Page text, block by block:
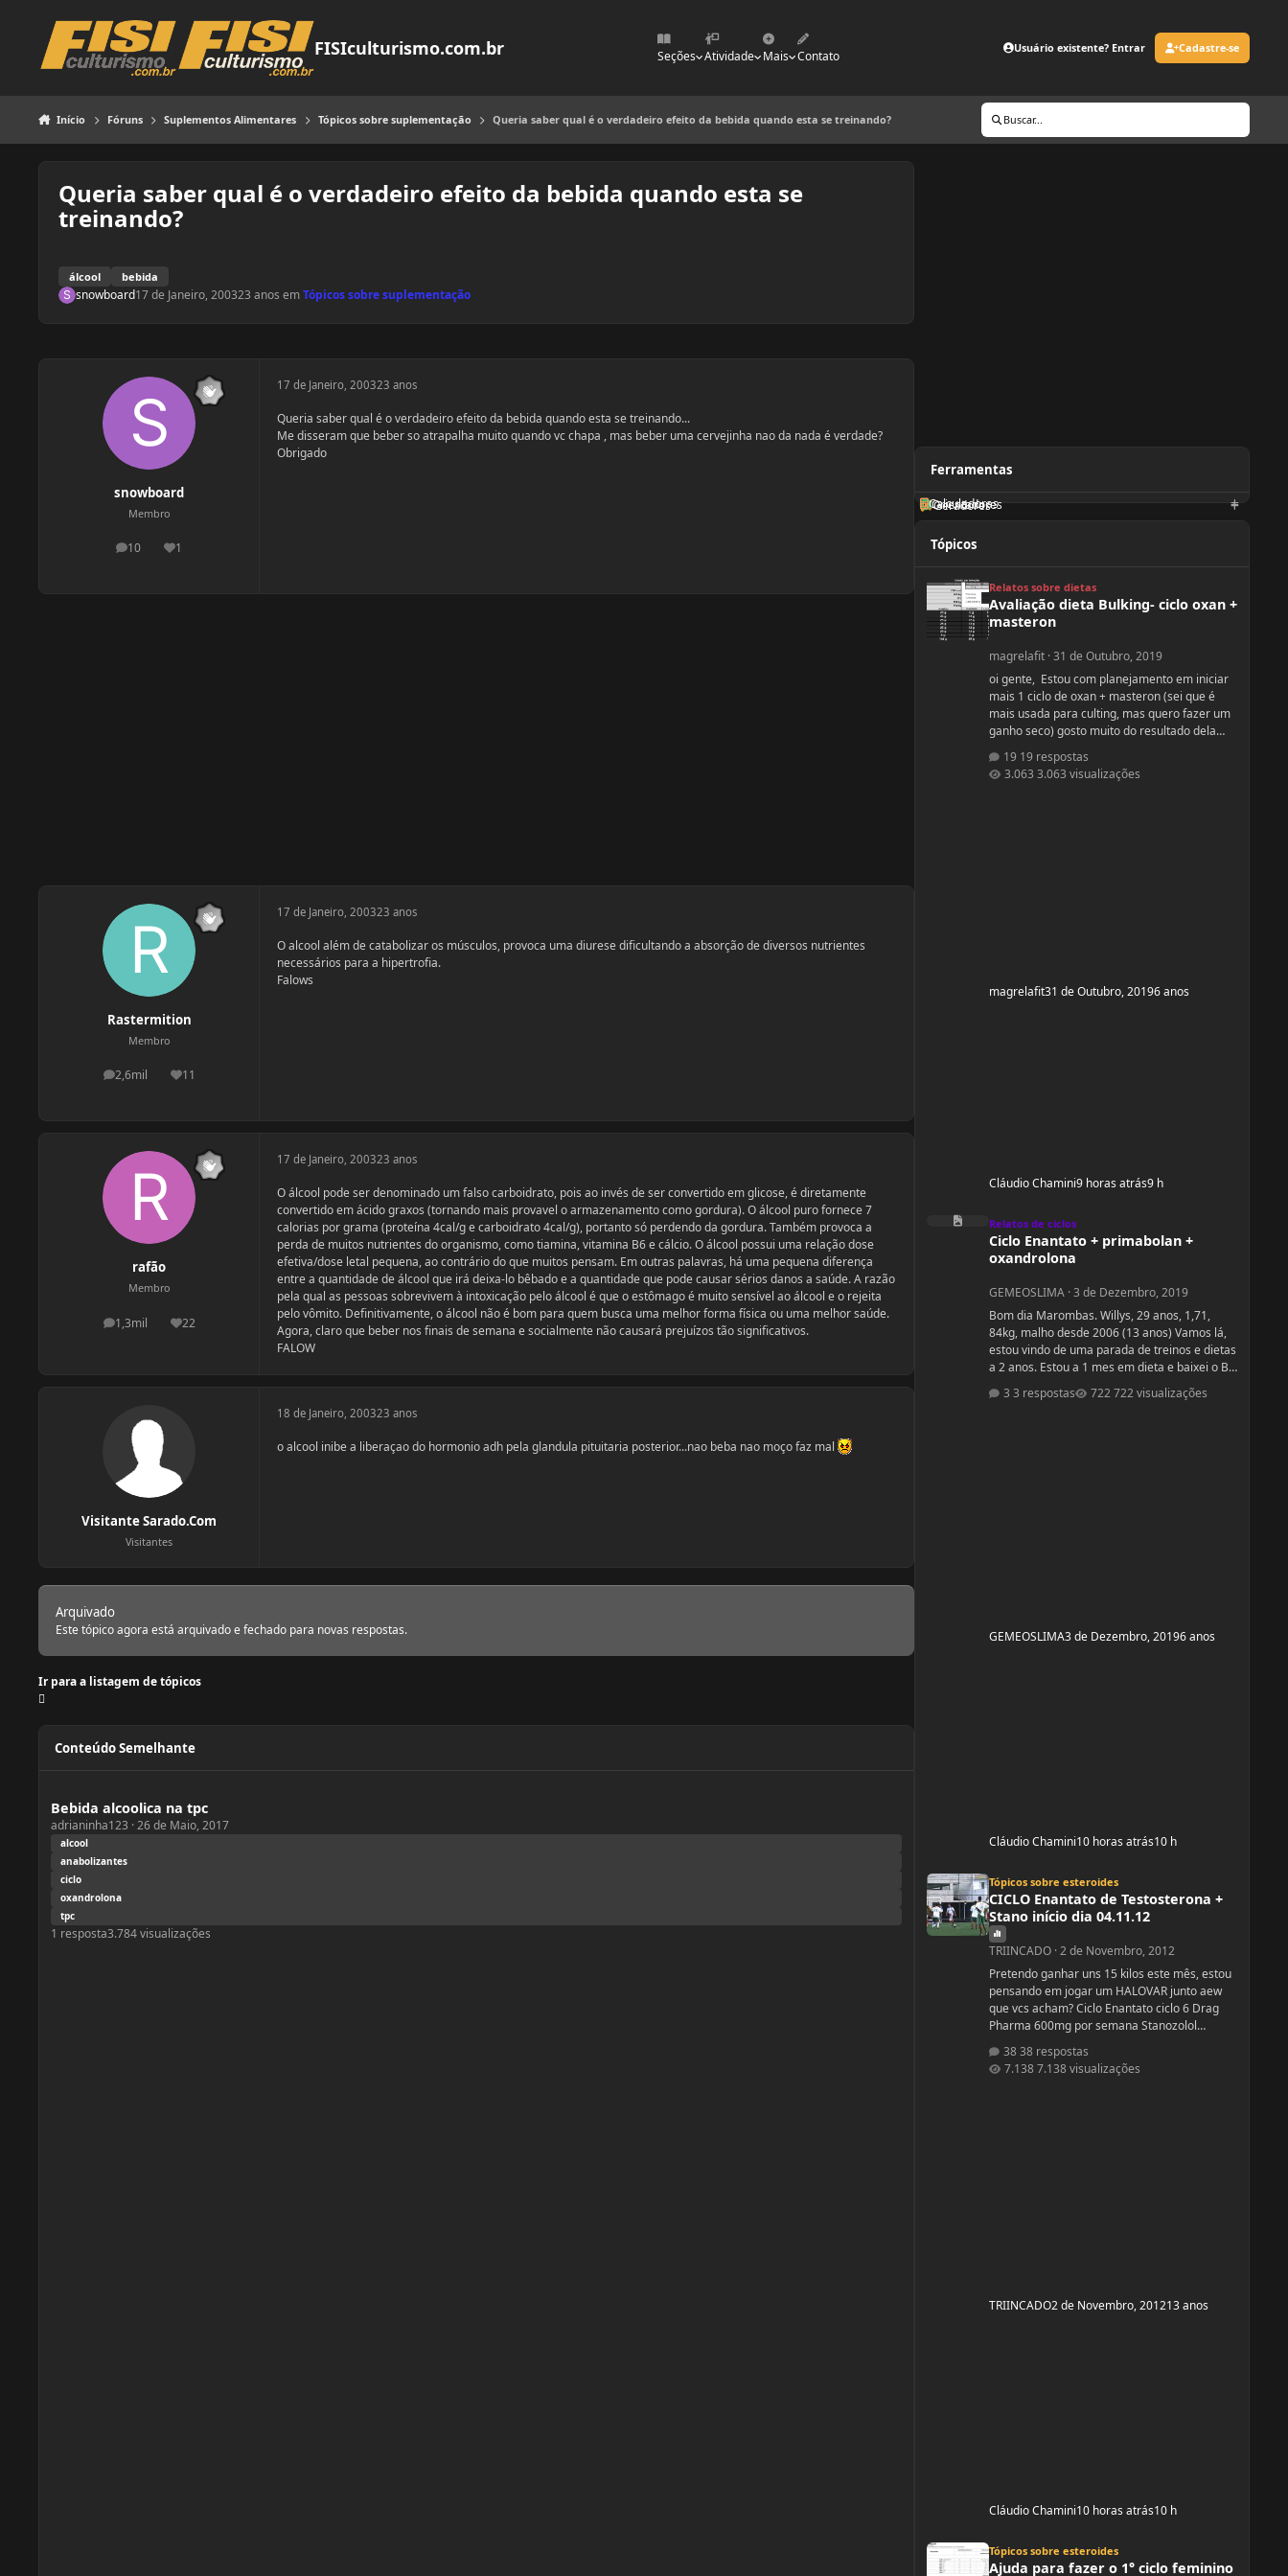
FISIculturismo.com.br Seções Atividade Mais Contato
Usuário existente? Entrar Cadastre-se
Início Fóruns Suplementos Alimentares Tópicos sobre suplementação Queria saber qual é o verdadeiro efeito da bebida quando esta se treinando? Buscar...
Queria saber qual é o verdadeiro efeito da bebida quando esta se
treinando?
álcool bebida
snowboard17 de Janeiro, 200323 anos emTópicos sobre suplementação
snowboard
Membro
10
postagens1
Reputação
17 de Janeiro, 200323 anos
Queria saber qual é o verdadeiro efeito da bebida quando esta se treinando...
Me disseram que beber so atrapalha muito quando vc chapa , mas beber uma cervejinha nao da nada é verdade?
Obrigado
Rastermition
Membro
2,6mil
postagens11
Reputação
17 de Janeiro, 200323 anos
O alcool além de catabolizar os músculos, provoca uma diurese dificultando a absorção de diversos nutrientes
necessários para a hipertrofia.
Falows
rafão
Membro
1,3mil
postagens22
Reputação
17 de Janeiro, 200323 anos
O álcool pode ser denominado um falso carboidrato, pois ao invés de ser convertido em glicose, é diretamente
convertido em ácido graxos (tornando mais provavel o armazenamento como gordura). O álcool puro fornece 7
calorias por grama (proteína 4cal/g e carboidrato 4cal/g), portanto só perdendo da gordura. Também provoca a
perda de muitos nutrientes do organismo, como tiamina, vitamina B6 e cálcio. O álcool possui uma relação dose
efetiva/dose letal pequena, ao contrário do que muitos pensam. Em outras palavras, há uma pequena diferença
entre a quantidade de álcool que irá deixa-lo bêbado e a quantidade que pode causar sérios danos a saúde. A razão
pela qual as pessoas sobrevivem à intoxicação pelo álcool é que o estômago é muito sensível ao álcool e o rejeita
pelo vômito. Definitivamente, o álcool não é bom para quem busca uma melhor forma física ou uma melhor saúde.
Agora, claro que beber nos finais de semana e socialmente não causará prejuízos tão significativos.
FALOW
Visitante Sarado.Com
Visitantes
18 de Janeiro, 200323 anos
o alcool inibe a liberaçao do hormonio adh pela glandula pituitaria posterior...nao beba nao moço faz mal
Arquivado
Este tópico agora está arquivado e fechado para novas respostas.
Ir para a listagem de tópicos
Conteúdo Semelhante
Bebida alcoolica na tpc
adrianinha123 ·26 de Maio, 2017
alcool
anabolizantes
ciclo
oxandrolona
tpc
1 resposta3.784visualizações
Ferramentas
Geradores
Orientadores
Calculadoras
Tópicos
Relatos sobre dietas
Avaliação dieta Bulking- ciclo oxan +
masteron
magrelafit·31 de Outubro, 2019
oi gente, Estou com planejamento em iniciar
mais 1 ciclo de oxan + masteron (sei que é
mais usada para culting, mas quero fazer um
ganho seco) gosto muito do resultado dela
2 ciclos de oxandrolona 1 em 2016(6
semanas) e outro 2017.(6 semanas) , mas o
19 respostas
3.063 visualizações
magrelafit31 de Outubro, 20196 anos
Cláudio Chamini9 horas atrás9 h
Ciclo Enantato + primabolan + oxandrolona
Relatos de ciclos
Ciclo Enantato + primabolan +
oxandrolona
GEMEOSLIMA·3 de Dezembro, 2019
Bom dia Marombas. Willys, 29 anos, 1,71,
84kg, malho desde 2006 (13 anos) Vamos lá,
estou vindo de uma parada de treinos e dietas
a 2 anos. Estou a 1 mes em dieta e baixei o BF
ano que vem se tudo ocorrer bem até abril.
3 respostas 722 visualizações
GEMEOSLIMA3 de Dezembro, 20196 anos
Cláudio Chamini10 horas atrás10 h
Tópicos sobre esteroides
CICLO Enantato de Testosterona +
Stano início dia 04.11.12
TRIINCADO·2 de Novembro, 2012
Pretendo ganhar uns 15 kilos este mês, estou
pensando em jogar um HALOVAR junto aew
que vcs acham? Ciclo Enantato ciclo 6 Drag
Pharma 600mg por semana Stanozolol
38 respostas
7.138 visualizações
TRIINCADO2 de Novembro, 201213 anos
Cláudio Chamini10 horas atrás10 h
Tópicos sobre esteroides
Ajuda para fazer o 1° ciclo feminino